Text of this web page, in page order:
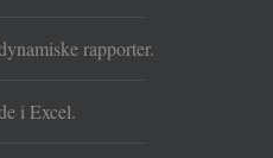
rapporter.
i Excel.